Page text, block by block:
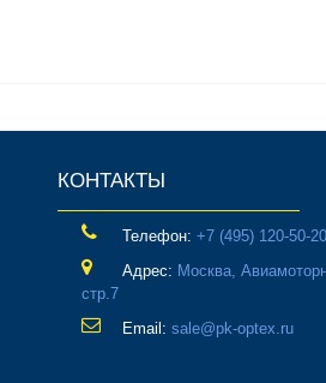
КОНТАКТЫ
Телефон: ‎+7 (495) 120-50-20
Адрес: Москва,
стр.7
Email: sale@pk-optex.ru